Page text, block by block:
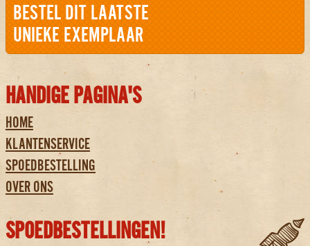
BESTEL DIT LAATSTE
UNIEKE EXEMPLAAR
HANDIGE PAGINA'S
HOME
KLANTENSERVICE
SPOEDBESTELLING
OVER ONS
SPOEDBESTELLINGEN!